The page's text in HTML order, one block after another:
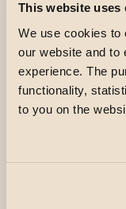
This website uses
We use cookies to
our website and to
experience. The
functionality,
to you on the
über Reflektor.
Werkzeugfreie
direkte 230 V